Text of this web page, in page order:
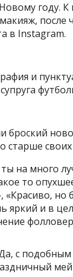
году. К
после
в Instagram.
и
броский
старше своих
на много
то
но
и в
с